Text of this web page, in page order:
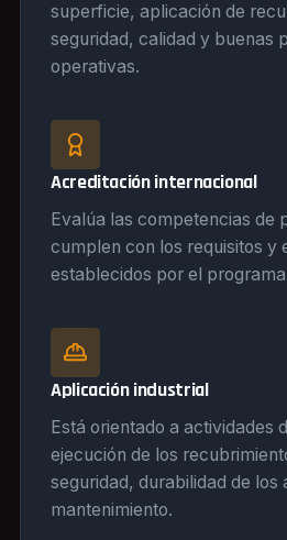
superficie, aplicación de
seguridad, calidad y buenas
operativas.
Acreditación internacional
Evalúa las competencias de
cumplen con los requisitos y
establecidos por el
Aplicación industrial
Está orientado a actividades
ejecución de los
seguridad, durabilidad de los
mantenimiento.